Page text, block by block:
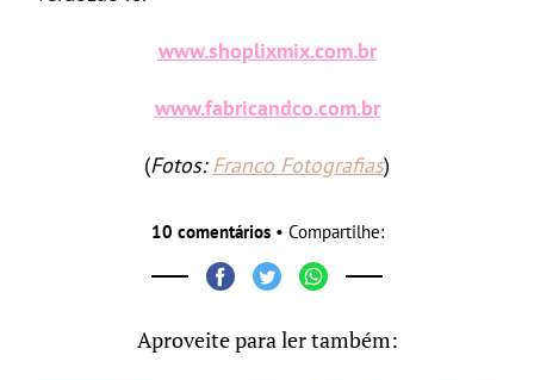
www.shoplixmix.com.br
www.fabricandco.com.br
(Fotos:Franco Fotografias)
10 comentários• Compartilhe:
Aproveite para ler também: